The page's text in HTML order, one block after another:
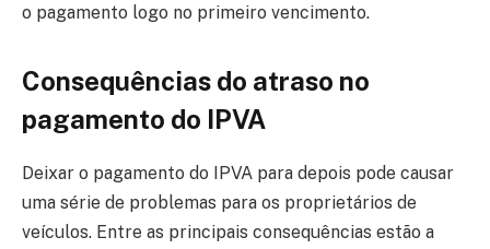
o pagamento logo no primeiro vencimento.
Consequências do atraso no
pagamento do IPVA
Deixar o pagamento do IPVA para depois pode causar
uma série de problemas para os proprietários de
veículos. Entre as principais consequências estão a